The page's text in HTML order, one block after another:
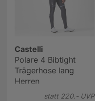
Castelli
Polare 4 Bibtight
Trägerhose lang
Herren
statt 220.-UVP